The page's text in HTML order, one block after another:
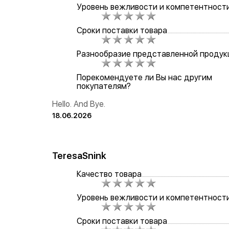
Уровень вежливости и
Сроки поставки товара
Разнообразие представленной
Порекомендуете ли Вы нас другим
покупателям?
Hello. And Bye.
18.06.2026
TeresaSnink
Качество товара
Уровень вежливости и
Сроки поставки товара